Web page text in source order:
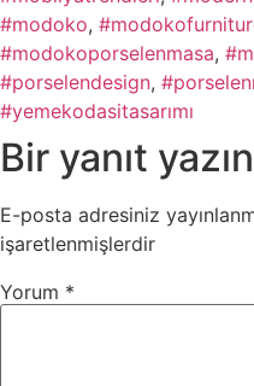
#modoko,
#modokoporselenmasa,
#porselendesign,
#yemekodasitasarımı
Bir yanıt yazın
E-posta adresiniz
işaretlenmişlerdir
Yorum *